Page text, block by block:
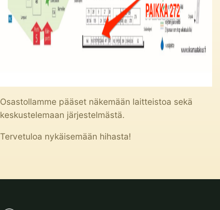
Osastollamme pääset näkemään laitteistoa sekä
keskustelemaan järjestelmästä.
Tervetuloa nykäisemään hihasta!